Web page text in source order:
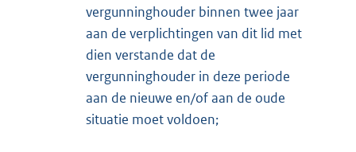
vergunninghouder binnen twee jaar
aan de verplichtingen van dit lid met
dien verstande dat de
vergunninghouder in deze periode
aan de nieuwe en/of aan de oude
situatie moet voldoen;